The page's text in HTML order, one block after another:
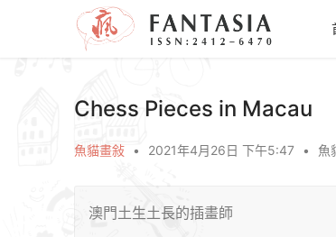
Chess Pieces in Macau
魚貓畫敍 • 2021年4月26日 下午5:47 • 魚
澳門土生土長的插畫師